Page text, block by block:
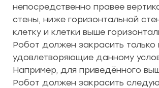
непосредственно правее
стены, ниже горизонтальной
клетку и клетки выше
Робот должен закрасить только
удовлетворяющие данному
Например, для приведённого
Робот должен закрасить